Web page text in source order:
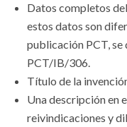
Datos completos
estos datos son
publicación PCT,
PCT/IB/306.
Título de la
Una descripción en
reivindicaciones y